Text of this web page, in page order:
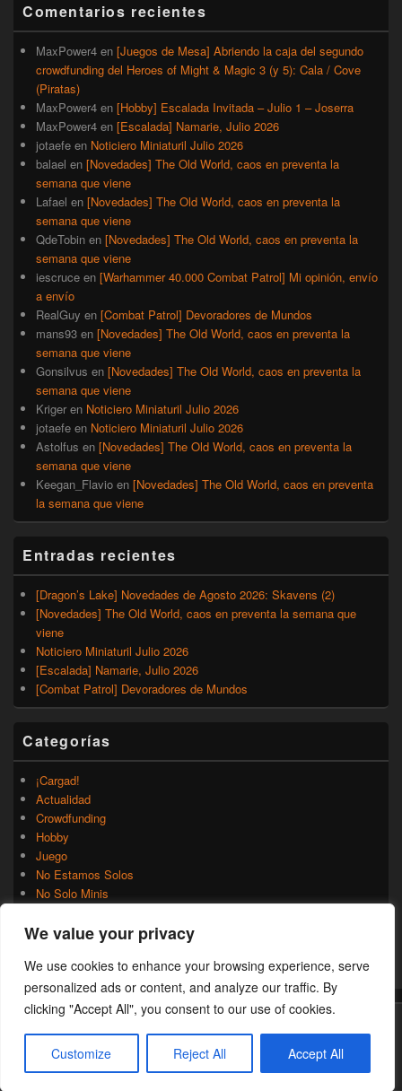
We value your privacy
We use cookies to enhance your browsing experience, serve
personalized ads or content, and analyze our traffic. By
clicking "Accept All", you consent to our use of cookies.
Customize Reject All Accept All
lateral
primaria
Comentarios recientes
MaxPower4 en [Juegos de Mesa] Abriendo la caja del segundo
crowdfunding del Heroes of Might & Magic 3 (y 5): Cala / Cove
(Piratas)
MaxPower4 en [Hobby] Escalada Invitada – Julio 1 – Joserra
MaxPower4 en [Escalada] Namarie, Julio 2026
jotaefe en Noticiero Miniaturil Julio 2026
balael en [Novedades] The Old World, caos en preventa la
semana que viene
Lafael en [Novedades] The Old World, caos en preventa la
semana que viene
QdeTobin en [Novedades] The Old World, caos en preventa la
semana que viene
iescruce en [Warhammer 40.000 Combat Patrol] Mi opinión, envío
a envío
RealGuy en [Combat Patrol] Devoradores de Mundos
mans93 en [Novedades] The Old World, caos en preventa la
semana que viene
Gonsilvus en [Novedades] The Old World, caos en preventa la
semana que viene
Kriger en Noticiero Miniaturil Julio 2026
jotaefe en Noticiero Miniaturil Julio 2026
Astolfus en [Novedades] The Old World, caos en preventa la
semana que viene
Keegan_Flavio en [Novedades] The Old World, caos en preventa
la semana que viene
Entradas recientes
[Dragon’s Lake] Novedades de Agosto 2026: Skavens (2)
[Novedades] The Old World, caos en preventa la semana que
viene
Noticiero Miniaturil Julio 2026
[Escalada] Namarie, Julio 2026
[Combat Patrol] Devoradores de Mundos
Categorías
¡Cargad!
Actualidad
Crowdfunding
Hobby
Juego
No Estamos Solos
No Solo Minis
Rumores
Uncategorized
Copyright © 2026 ¡Cargad!
. Todos los Derechos Reservados.